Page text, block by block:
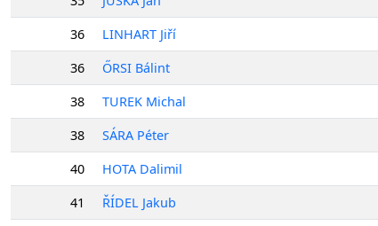
36
LINHART Jiří
36
ŐRSI Bálint
38
TUREK Michal
38
SÁRA Péter
40
HOTA Dalimil
41
ŘÍDEL Jakub